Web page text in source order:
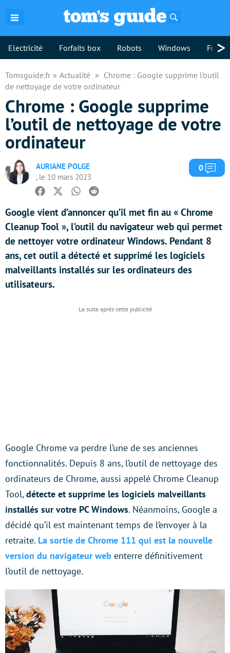
Electricité Forfaits box Robots Windows >
Tomsguide.fr Actualité
Chrome : Google supprime l’outil
de nettoyage de votre ordinateur
Chrome : Google supprime
l’outil de nettoyage de votre
ordinateur
AURIANE POLGE
, le 10 mars 2023
0
Facebook
TwitterWhatsapp
Reddit
Google vient d’annoncer qu’il met fin au « Chrome
Cleanup Tool », l’outil du navigateur web qui permet
de nettoyer votre ordinateur Windows. Pendant 8
ans, cet outil a détecté et supprimé les logiciels
malveillants installés sur les ordinateurs des
utilisateurs.
Google Chrome va perdre l’une de ses anciennes
fonctionnalités. Depuis 8 ans, l’outil de nettoyage des
ordinateurs de Chrome, aussi appelé Chrome Cleanup
Tool,détecte et supprime les logiciels malveillants
installés sur votre PC Windows. Néanmoins, Google a
décidé qu’il est maintenant temps de l’envoyer à la
retraite. La sortie de Chrome 111 qui est la nouvelle
version du navigateur web enterre définitivement
l’outil de nettoyage.